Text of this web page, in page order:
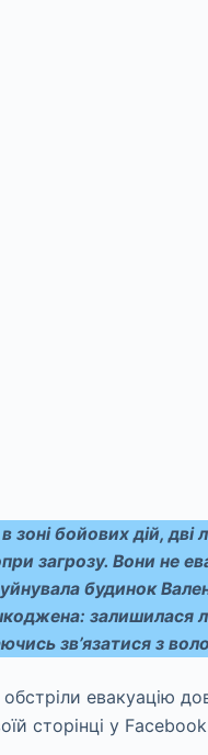
бойових дій, дві
загрозу. Вони не
будинок
залишилася
зв’язатися з
евакуацію
сторінці у